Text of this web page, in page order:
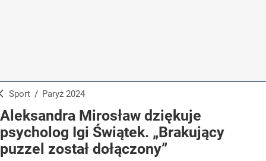
Sport / Paryż 2024
Aleksandra Mirosław dziękuje
psycholog Igi Świątek. „Brakujący
puzzel został dołączony”